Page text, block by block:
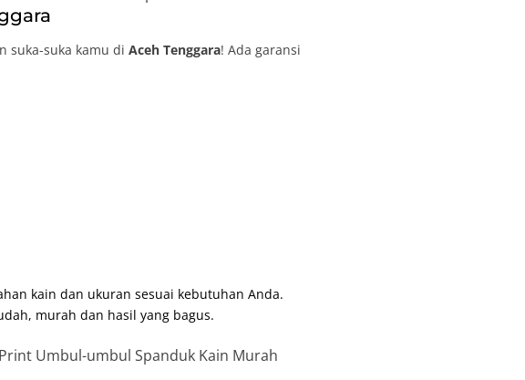
suka-suka kamu diAceh Tenggara! Ada garansi
kain dan ukuran sesuai kebutuhan Anda.
murah dan hasil yang bagus.